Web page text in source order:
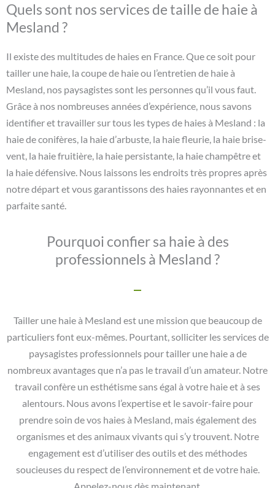
Quels sont nos services de taille de haie à
Mesland ?
Il existe des multitudes de haies en France. Que ce soit pour
tailler une haie, la coupe de haie ou l’entretien de haie à
Mesland, nos paysagistes sont les personnes qu’il vous faut.
Grâce à nos nombreuses années d’expérience, nous savons
identifier et travailler sur tous les types de haies à Mesland : la
haie de conifères, la haie d’arbuste, la haie fleurie, la haie brise-
vent, la haie fruitière, la haie persistante, la haie champêtre et
la haie défensive. Nous laissons les endroits très propres après
notre départ et vous garantissons des haies rayonnantes et en
parfaite santé.
Pourquoi confier sa haie à des
professionnels à Mesland ?
Tailler une haie à Mesland est une mission que beaucoup de
particuliers font eux-mêmes. Pourtant, solliciter les services de
paysagistes professionnels pour tailler une haie a de
nombreux avantages que n’a pas le travail d’un amateur. Notre
travail confère un esthétisme sans égal à votre haie et à ses
alentours. Nous avons l’expertise et le savoir-faire pour
prendre soin de vos haies à Mesland, mais également des
organismes et des animaux vivants qui s’y trouvent. Notre
engagement est d’utiliser des outils et des méthodes
soucieuses du respect de l’environnement et de votre haie.